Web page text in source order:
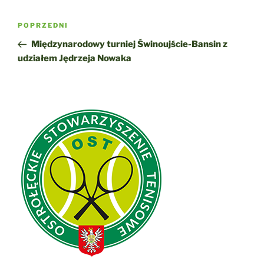
Nawigacja
Poprzedni
wpis
POPRZEDNI
Międzynarodowy turniej Świnoujście-Bansin z
udziałem Jędrzeja Nowaka